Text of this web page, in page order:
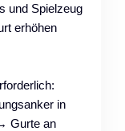
und Spielzeug
erhöhen
in
Gurte an